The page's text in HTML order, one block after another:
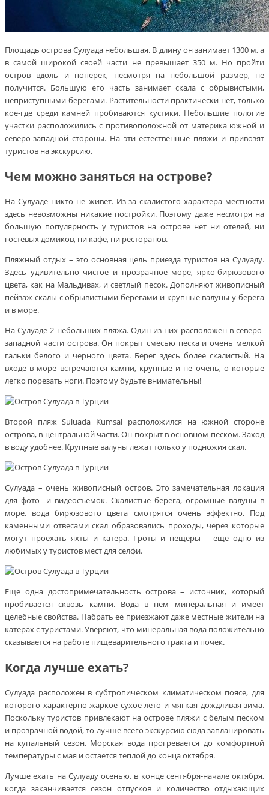
Площадь острова Сулуада небольшая. В длину он занимает 1300 м, а
в самой широкой своей части не превышает 350 м. Но пройти
остров вдоль и поперек, несмотря на небольшой размер, не
получится. Большую его часть занимает скала с обрывистыми,
неприступными берегами. Растительности практически нет, только
кое-где среди камней пробиваются кустики. Небольшие пологие
участки расположились с противоположной от материка южной и
северо-западной стороны. На эти естественные пляжи и привозят
туристов на экскурсию.
Чем можно заняться на острове?
На Сулуаде никто не живет. Из-за скалистого характера местности
здесь невозможны никакие постройки. Поэтому даже несмотря на
большую популярность у туристов на острове нет ни отелей, ни
гостевых домиков, ни кафе, ни ресторанов.
Пляжный отдых – это основная цель приезда туристов на Сулуаду.
Здесь удивительно чистое и прозрачное море, ярко-бирюзового
цвета, как на Мальдивах, и светлый песок. Дополняют живописный
пейзаж скалы с обрывистыми берегами и крупные валуны у берега
и в море.
На Сулуаде 2 небольших пляжа. Один из них расположен в северо-
западной части острова. Он покрыт смесью песка и очень мелкой
гальки белого и черного цвета. Берег здесь более скалистый. На
входе в море встречаются камни, крупные и не очень, о которые
легко порезать ноги. Поэтому будьте внимательны!
Второй пляж Suluada Kumsal расположился на южной стороне
острова, в центральной части. Он покрыт в основном песком. Заход
в воду удобнее. Крупные валуны лежат только у подножия скал.
Сулуада – очень живописный остров. Это замечательная локация
для фото- и видеосъемок. Скалистые берега, огромные валуны в
море, вода бирюзового цвета смотрятся очень эффектно. Под
каменными отвесами скал образовались проходы, через которые
могут проехать яхты и катера. Гроты и пещеры – еще одно из
любимых у туристов мест для селфи.
Еще одна достопримечательность острова – источник, который
пробивается сквозь камни. Вода в нем минеральная и имеет
целебные свойства. Набрать ее приезжают даже местные жители на
катерах с туристами. Уверяют, что минеральная вода положительно
сказывается на работе пищеварительного тракта и почек.
Когда лучше ехать?
Сулуада расположен в субтропическом климатическом поясе, для
которого характерно жаркое сухое лето и мягкая дождливая зима.
Поскольку туристов привлекают на острове пляжи с белым песком
и прозрачной водой, то лучше всего экскурсию сюда запланировать
на купальный сезон. Морская вода прогревается до комфортной
температуры с мая и остается теплой до конца октября.
Лучше ехать на Сулуаду осенью, в конце сентября-начале октября,
когда заканчивается сезон отпусков и количество отдыхающих